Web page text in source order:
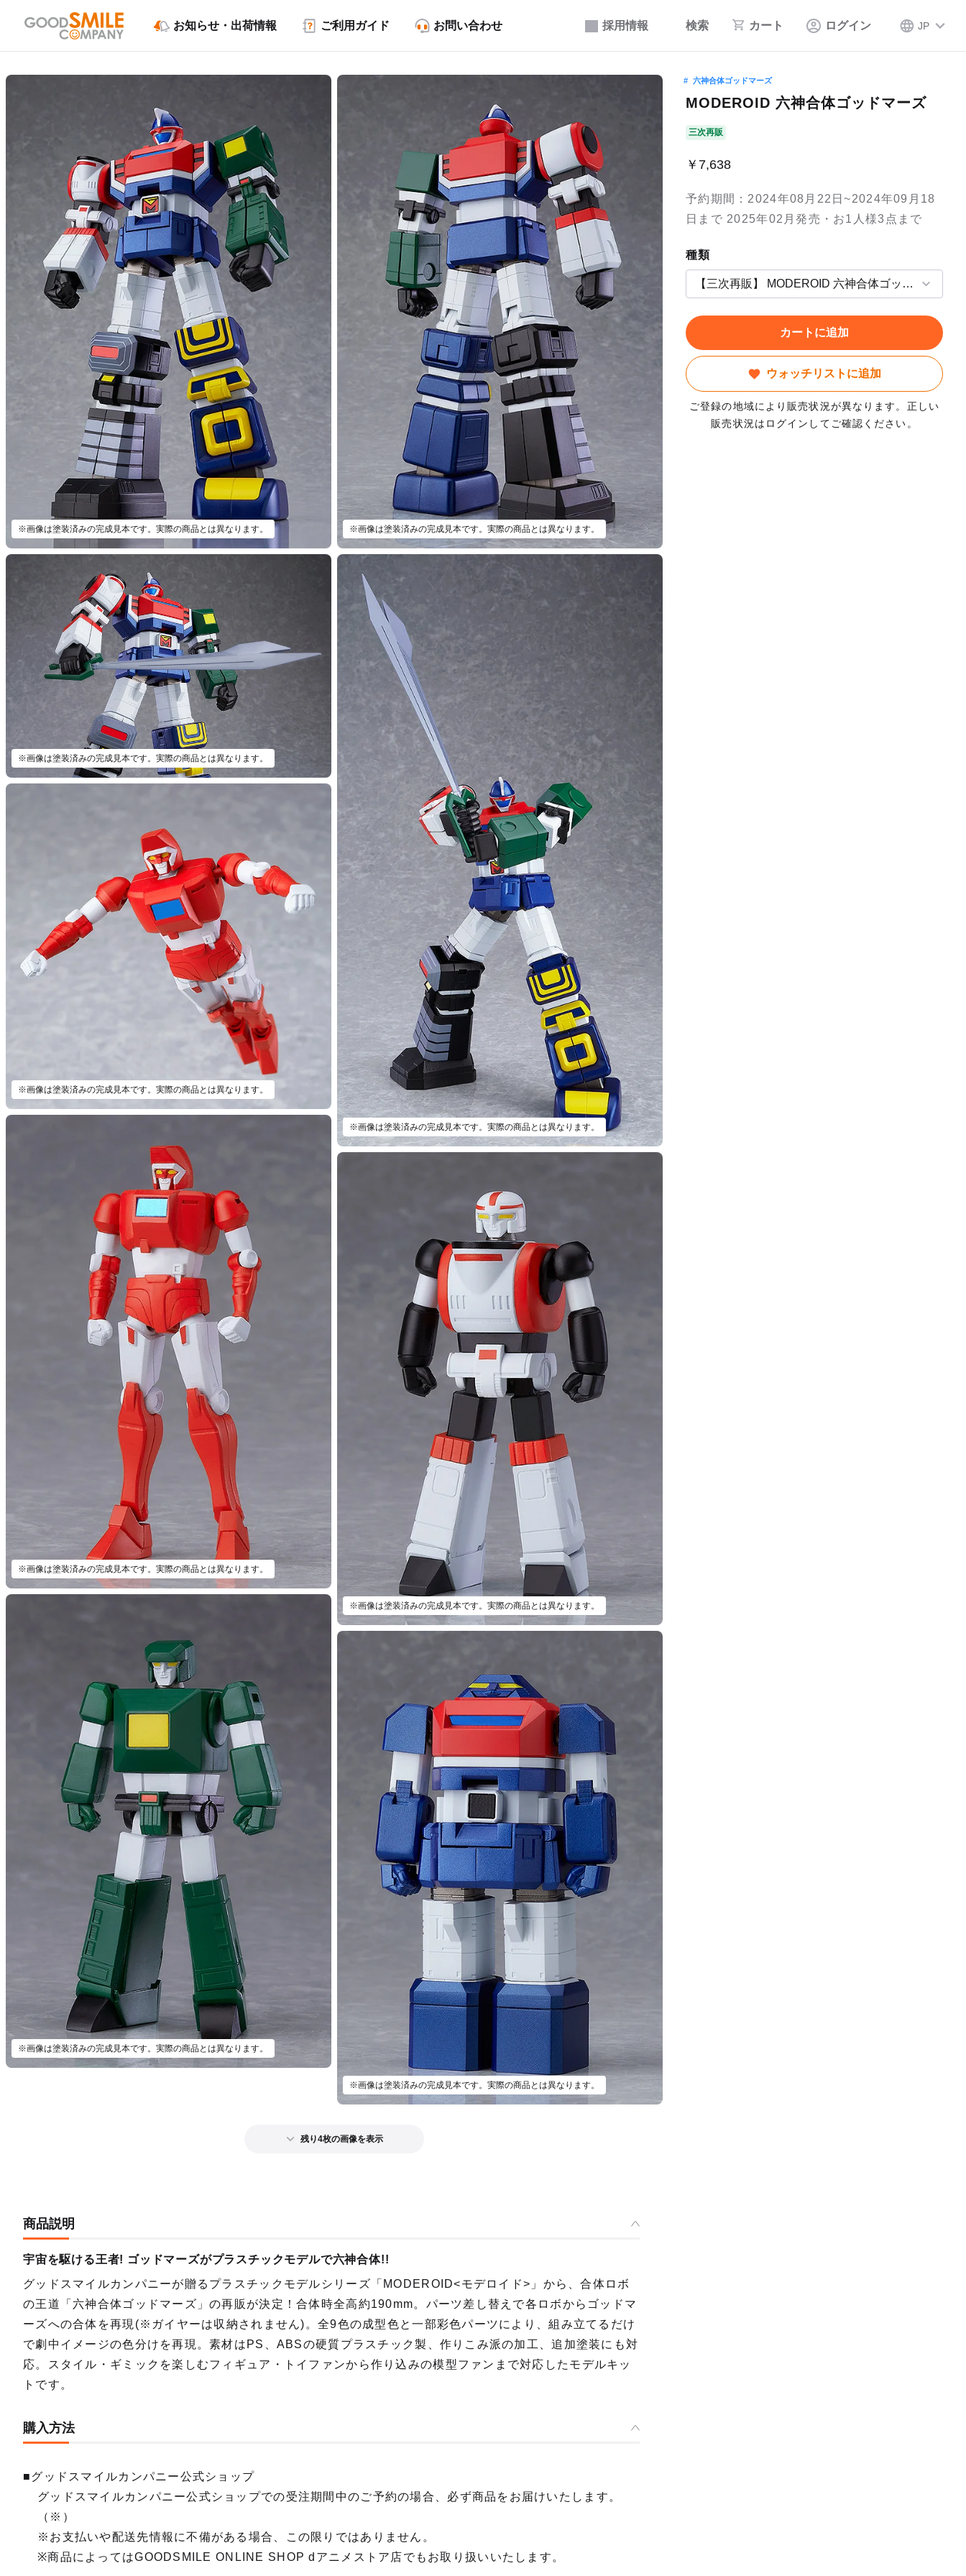
採用情報 検索 カート ログイン JP
お知らせ・出荷情報 ご利用ガイド お問い合わせ
※画像は塗装済みの完成見本です。実際の商品とは異なります。 ※画像は塗装済みの完成見本です。実際の商品とは異なります。
※画像は塗装済みの完成見本です。実際の商品とは異なります。
※画像は塗装済みの完成見本です。実際の商品とは異なります。
※画像は塗装済みの完成見本です。実際の商品とは異なります。
※画像は塗装済みの完成見本です。実際の商品とは異なります。
※画像は塗装済みの完成見本です。実際の商品とは異なります。
※画像は塗装済みの完成見本です。実際の商品とは異なります。
※画像は塗装済みの完成見本です。実際の商品とは異なります。
残り4枚の画像を表示
六神合体ゴッドマーズ
MODEROID 六神合体ゴッドマーズ
三次再販
￥7,638
予約期間：2024年08月22日~2024年09月18
日まで 2025年02月発売・お1人様3点まで
種類
種類を選択
【三次再販】 MODEROID 六神合体ゴッドマーズ - 2025年02月発売予定
予約期間：2024年08月22日~2024年09月18日まで
2025年02月発売・お1人様3点まで
カートに追加
ウォッチリストに追加
ご登録の地域により販売状況が異なります。正しい
販売状況はログインしてご確認ください。
商品説明
宇宙を駆ける王者! ゴッドマーズがプラスチックモデルで六神合体!!
グッドスマイルカンパニーが贈るプラスチックモデルシリーズ「MODEROID<モデロイド>」から、合体ロボ
の王道「六神合体ゴッドマーズ」の再販が決定！合体時全高約190mm。パーツ差し替えで各ロボからゴッドマ
ーズへの合体を再現(※ガイヤーは収納されません)。全9色の成型色と一部彩色パーツにより、組み立てるだけ
で劇中イメージの色分けを再現。素材はPS、ABSの硬質プラスチック製、作りこみ派の加工、追加塗装にも対
応。スタイル・ギミックを楽しむフィギュア・トイファンから作り込みの模型ファンまで対応したモデルキッ
トです。
購入方法
■グッドスマイルカンパニー公式ショップ
グッドスマイルカンパニー公式ショップでの受注期間中のご予約の場合、必ず商品をお届けいたします。
（※）
※お支払いや配送先情報に不備がある場合、この限りではありません。
※商品によってはGOODSMILE ONLINE SHOP dアニメストア店でもお取り扱いいたします。